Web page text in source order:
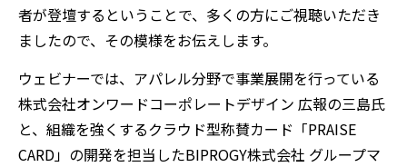
者が登壇するということで、多くの方にご視聴いただき
ましたので、その模様をお伝えします。
ウェビナーでは、アパレル分野で事業展開を行っている
株式会社オンワードコーポレートデザイン 広報の三島氏
と、組織を強くするクラウド型称賛カード「PRAISE
CARD」の開発を担当したBIPROGY株式会社 グループマ